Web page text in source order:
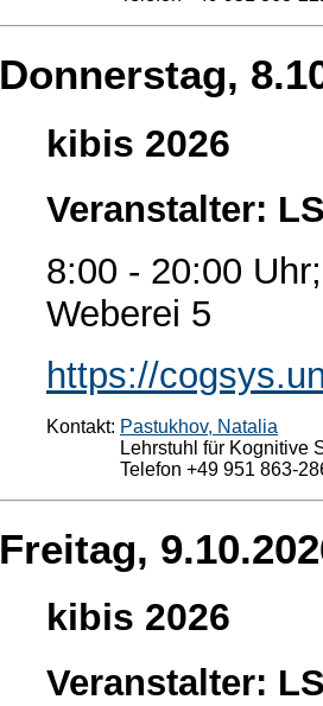
Donnerstag,
kibis 2026
Veranstalter:
8:00 - 20:00
Weberei 5
https://
Kontakt: Pastukhov, Natalia
Lehrstuhl für Kognitive
Telefon +49 951 863-
Freitag,
kibis 2026
Veranstalter: